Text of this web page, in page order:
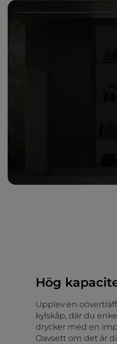
Hög
Upplev en
kylskåp, där du
drycker med en
Oavsett om det är